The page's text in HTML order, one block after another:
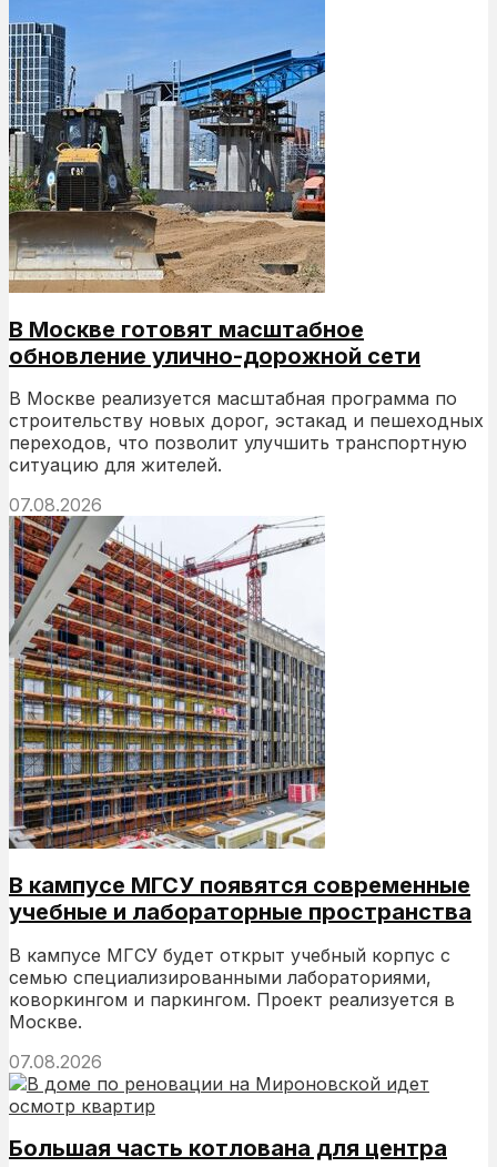
В Москве готовят масштабное
обновление улично-дорожной сети
В Москве реализуется масштабная программа по
строительству новых дорог, эстакад и пешеходных
переходов, что позволит улучшить транспортную
ситуацию для жителей.
07.08.2026
В кампусе МГСУ появятся современные
учебные и лабораторные пространства
В кампусе МГСУ будет открыт учебный корпус с
семью специализированными лабораториями,
коворкингом и паркингом. Проект реализуется в
Москве.
07.08.2026
Большая часть котлована для центра